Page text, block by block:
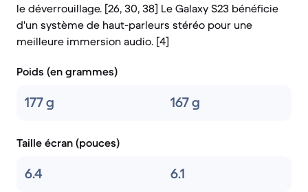
le déverrouillage. [26, 30, 38] Le Galaxy S23 bénéficie
d'un système de haut-parleurs stéréo pour une
meilleure immersion audio. [4]
Poids (en grammes)
177 g 167 g
Taille écran (pouces)
6.4 6.1